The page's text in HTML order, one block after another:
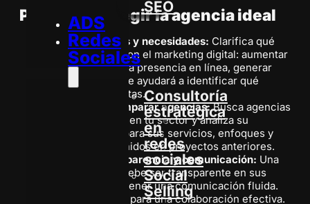
SEO
ADS
Redes
Sociales
Consultoría
estratégica
en
redes
sociales
Social
Selling
Pasos para elegir la agencia ideal
Definir objetivos y necesidades: Clarifica qué
esperas lograr con el marketing digital: aumentar
ventas, mejorar la presencia en línea, generar
leads, etc. Esto te ayudará a identificar qué
servicios necesitas.
Investigar y comparar agencias:Busca agencias
con experiencia en tu sector y analiza su
portafolio. Compara sus servicios, enfoques y
resultados obtenidos en proyectos anteriores.
Evaluar la transparencia y comunicación: Una
buena agencia debe ser transparente en sus
procesos y mantener una comunicación fluida.
Esto es esencial para una colaboración efectiva.